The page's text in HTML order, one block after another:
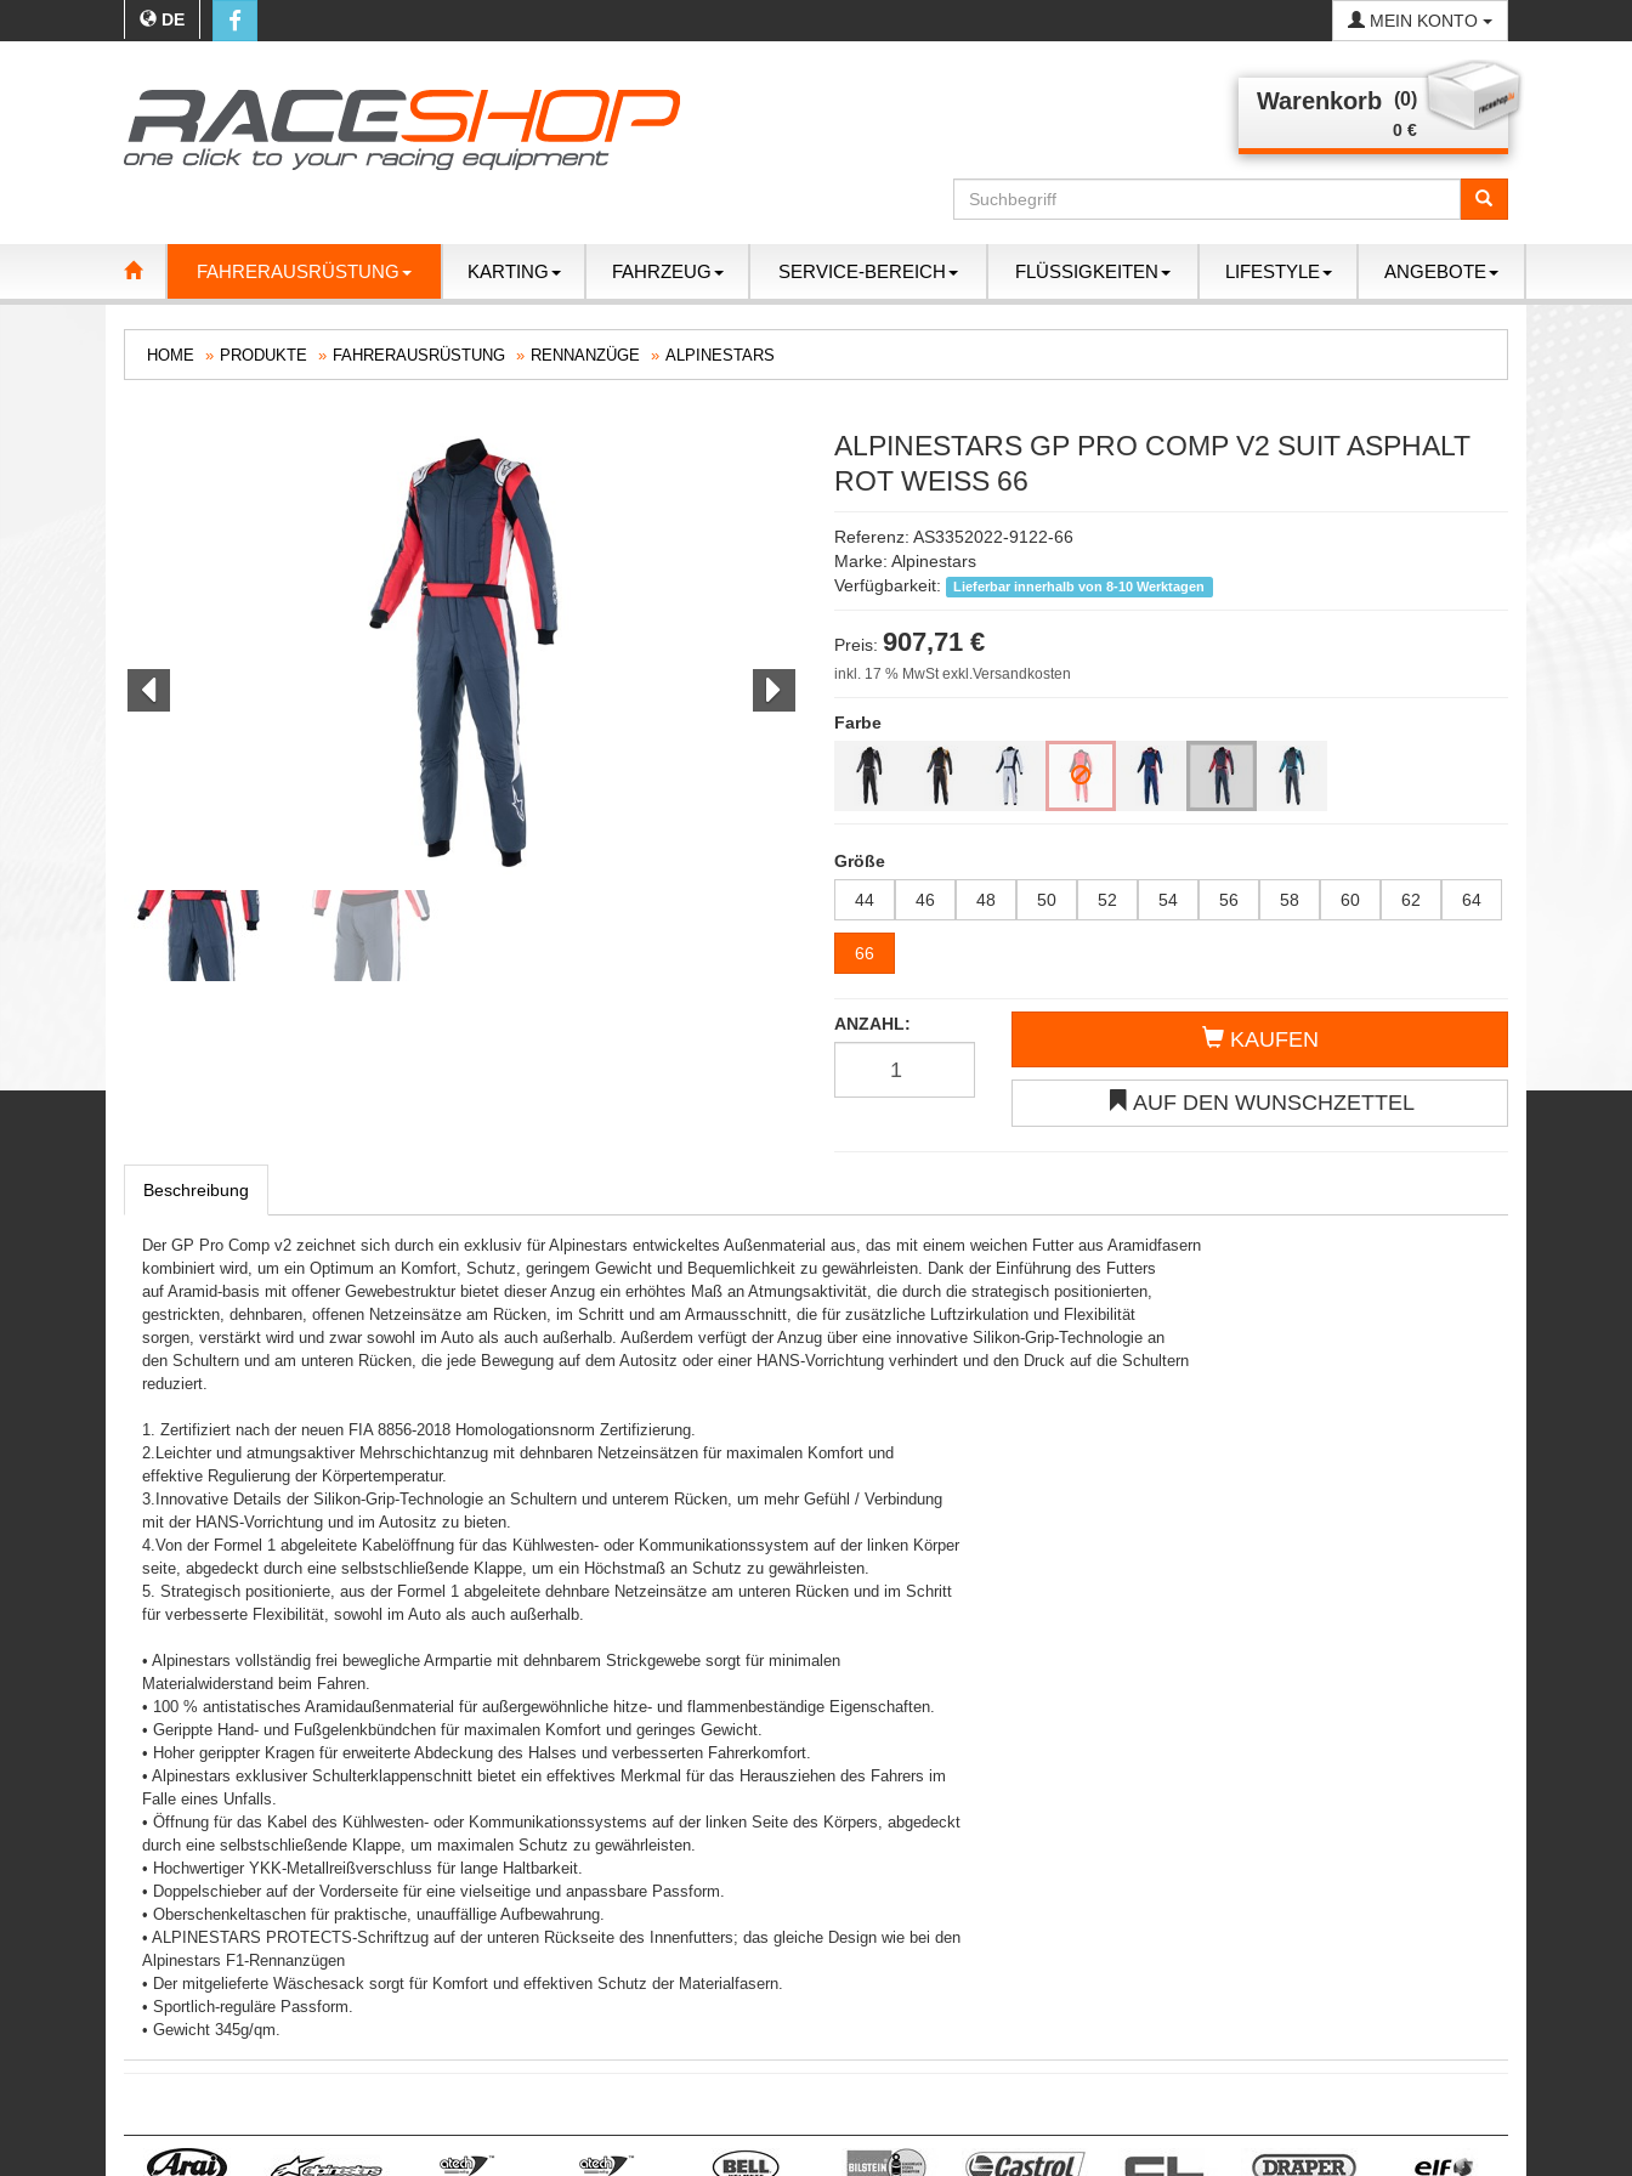
DE MEIN KONTO
Warenkorb (0)
0 €
FAHRERAUSRÜSTUNG KARTING FAHRZEUG SERVICE-BEREICH FLÜSSIGKEITEN LIFESTYLE ANGEBOTE
HOME PRODUKTE FAHRERAUSRÜSTUNG RENNANZÜGE ALPINESTARS
ALPINESTARS GP PRO COMP V2 SUIT ASPHALT
ROT WEISS 66
Referenz: AS3352022-9122-66
Marke: Alpinestars
Verfügbarkeit:
Lieferbar innerhalb von 8-10 Werktagen
Preis: 907,71 €
inkl. 17 % MwSt exkl.Versandkosten
Farbe
Größe
44
46 48 50 52 54 56 58 60 62 64
66
ANZAHL:
KAUFEN
AUF DEN WUNSCHZETTEL
Beschreibung
Der GP Pro Comp v2 zeichnet sich durch ein exklusiv für Alpinestars entwickeltes Außenmaterial aus, das mit einem weichen Futter aus Aramidfasern
kombiniert wird, um ein Optimum an Komfort, Schutz, geringem Gewicht und Bequemlichkeit zu gewährleisten. Dank der Einführung des Futters
auf Aramid-basis mit offener Gewebestruktur bietet dieser Anzug ein erhöhtes Maß an Atmungsaktivität, die durch die strategisch positionierten,
gestrickten, dehnbaren, offenen Netzeinsätze am Rücken, im Schritt und am Armausschnitt, die für zusätzliche Luftzirkulation und Flexibilität
sorgen, verstärkt wird und zwar sowohl im Auto als auch außerhalb. Außerdem verfügt der Anzug über eine innovative Silikon-Grip-Technologie an
den Schultern und am unteren Rücken, die jede Bewegung auf dem Autositz oder einer HANS-Vorrichtung verhindert und den Druck auf die Schultern
reduziert.
1. Zertifiziert nach der neuen FIA 8856-2018 Homologationsnorm Zertifizierung.
2.Leichter und atmungsaktiver Mehrschichtanzug mit dehnbaren Netzeinsätzen für maximalen Komfort und
effektive Regulierung der Körpertemperatur.
3.Innovative Details der Silikon-Grip-Technologie an Schultern und unterem Rücken, um mehr Gefühl / Verbindung
mit der HANS-Vorrichtung und im Autositz zu bieten.
4.Von der Formel 1 abgeleitete Kabelöffnung für das Kühlwesten- oder Kommunikationssystem auf der linken Körper
seite, abgedeckt durch eine selbstschließende Klappe, um ein Höchstmaß an Schutz zu gewährleisten.
5. Strategisch positionierte, aus der Formel 1 abgeleitete dehnbare Netzeinsätze am unteren Rücken und im Schritt
für verbesserte Flexibilität, sowohl im Auto als auch außerhalb.
• Alpinestars vollständig frei bewegliche Armpartie mit dehnbarem Strickgewebe sorgt für minimalen
Materialwiderstand beim Fahren.
• 100 % antistatisches Aramidaußenmaterial für außergewöhnliche hitze- und flammenbeständige Eigenschaften.
• Gerippte Hand- und Fußgelenkbündchen für maximalen Komfort und geringes Gewicht.
• Hoher gerippter Kragen für erweiterte Abdeckung des Halses und verbesserten Fahrerkomfort.
• Alpinestars exklusiver Schulterklappenschnitt bietet ein effektives Merkmal für das Herausziehen des Fahrers im
Falle eines Unfalls.
• Öffnung für das Kabel des Kühlwesten- oder Kommunikationssystems auf der linken Seite des Körpers, abgedeckt
durch eine selbstschließende Klappe, um maximalen Schutz zu gewährleisten.
• Hochwertiger YKK-Metallreißverschluss für lange Haltbarkeit.
• Doppelschieber auf der Vorderseite für eine vielseitige und anpassbare Passform.
• Oberschenkeltaschen für praktische, unauffällige Aufbewahrung.
• ALPINESTARS PROTECTS-Schriftzug auf der unteren Rückseite des Innenfutters; das gleiche Design wie bei den
Alpinestars F1-Rennanzügen
• Der mitgelieferte Wäschesack sorgt für Komfort und effektiven Schutz der Materialfasern.
• Sportlich-reguläre Passform.
• Gewicht 345g/qm.